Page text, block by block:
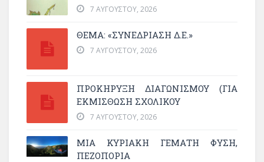
7 ΑΥΓΟΎΣΤΟΥ, 2026
ΘΕΜΑ: «ΣΥΝΕΔΡΊΑΣΗ Δ.Ε.»
7 ΑΥΓΟΎΣΤΟΥ, 2026
ΠΡΟΚΗΡΥΞΗ ΔΙΑΓΩΝΙΣΜΟΥ (ΓΙΑ
ΕΚΜΊΣΘΩΣΗ ΣΧΟΛΙΚΟΎ
7 ΑΥΓΟΎΣΤΟΥ, 2026
ΜΙΑ ΚΥΡΙΑΚΉ ΓΕΜΆΤΗ ΦΎΣΗ,
ΠΕΖΟΠΟΡΊΑ